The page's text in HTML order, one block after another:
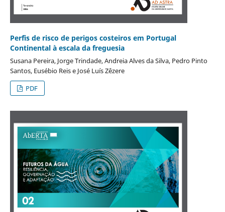
Perfis de risco de perigos costeiros em Portugal
Continental à escala da freguesia
Susana Pereira, Jorge Trindade, Andreia Alves da Silva, Pedro Pinto
Santos, Eusébio Reis e José Luís Zêzere
PDF